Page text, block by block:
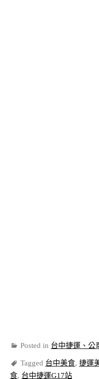
Posted in 台中捷運、公
Tagged 台中美食, 捷運
食, 台中捷運G17站